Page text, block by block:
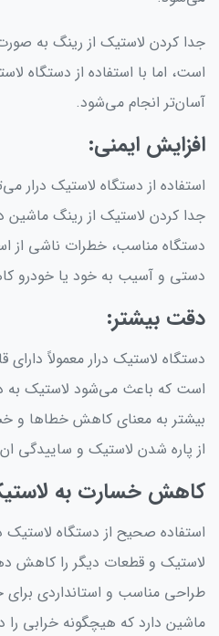
جدا کردن لاستیک از رینگ به
است، اما با استفاده از دستگاه
آسان‌تر انجام می‌شود.
افزایش ایمنی:
استفاده از دستگاه لاستیک درار
جدا کردن لاستیک از رینگ ماشین
دستگاه مناسب، خطرات ناشی از
دستی و آسیب به خود یا خودرو
دقت بیشتر:
دستگاه لاستیک درار معمولاً
است که باعث می‌شود لاستیک
بیشتر به معنای کاهش خطاها و
از پاره شدن لاستیک و ساییدگی
کاهش خسارت به
استفاده صحیح از دستگاه لاستیک
لاستیک و قطعات دیگر را کاهش
طراحی مناسب و استانداردی برای
ماشین دارد که هیچگونه خرابی